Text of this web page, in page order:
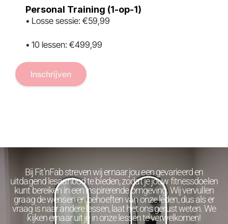
Personal Training (1-op-1)
• Losse sessie: €59,99
• 10 lessen: €499,99
Inschrijven
Bij Fit’nFab streven wij ernaar jou een gevarieerd en
uitdagend lesaanbod te bieden, zodat je jouw fitnessdoelen
kunt bereiken in een inspirerende omgeving. Wij vervullen
graag de wensen en behoeften van onze leden, dus als er
vraag is naar andere lessen, laat het ons gerust weten. We
kijken ernaar uit je in onze lessen te verwelkomen!